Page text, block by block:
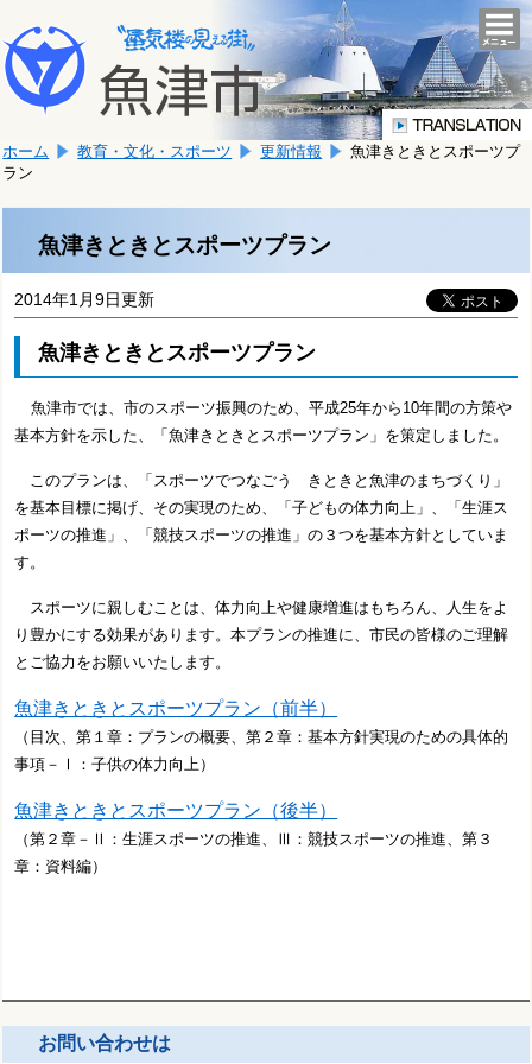
文
へ
移
ま
す。
こ
か
文
で
す。
ホーム 教育・文化・スポーツ 更新情報
魚津きときとスポーツプ
ラン
魚津きときとスポーツプラン
2014年1月9日更新
魚津きときとスポーツプラン
魚津市では、市のスポーツ振興のため、平成25年から10年間の方策や
基本方針を示した、「魚津きときとスポーツプラン」を策定しました。
このプランは、「スポーツでつなごう きときと魚津のまちづくり」
を基本目標に掲げ、その実現のため、「子どもの体力向上」、「生涯ス
ポーツの推進」、「競技スポーツの推進」の３つを基本方針としていま
す。
スポーツに親しむことは、体力向上や健康増進はもちろん、人生をよ
り豊かにする効果があります。本プランの推進に、市民の皆様のご理解
とご協力をお願いいたします。
魚津きときとスポーツプラン（前半）
（目次、第１章：プランの概要、第２章：基本方針実現のための具体的
事項－Ⅰ：子供の体力向上）
魚津きときとスポーツプラン（後半）
（第２章－Ⅱ：生涯スポーツの推進、Ⅲ：競技スポーツの推進、第３
章：資料編）
お問い合わせは